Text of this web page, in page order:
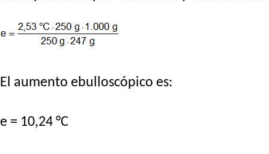
El aumento ebulloscópico es:
e = 10,24 °C